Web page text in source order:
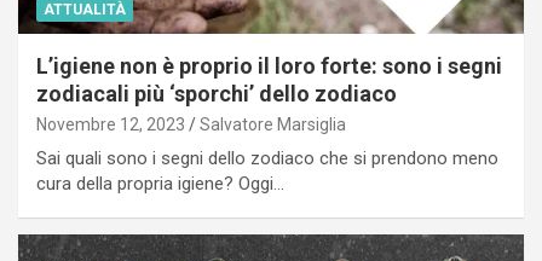
ATTUALITÀ
L’igiene non è proprio il loro forte: sono i segni
zodiacali più ‘sporchi’ dello zodiaco
Novembre 12, 2023 Salvatore Marsiglia
Sai quali sono i segni dello zodiaco che si prendono meno
cura della propria igiene? Oggi…